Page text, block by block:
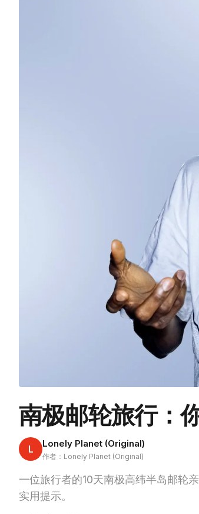
南极邮轮旅行：
L Lonely Planet (Original)
作者：Lonely Planet (Original)
一位旅行者的10天南极高纬半岛邮轮
实用提示。